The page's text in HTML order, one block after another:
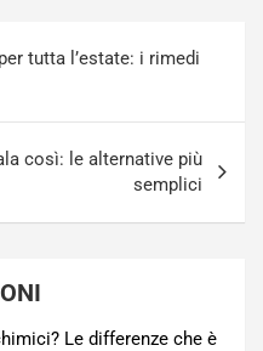
tutta l’estate: i rimedi
così: le alternative più
semplici
Le differenze che è